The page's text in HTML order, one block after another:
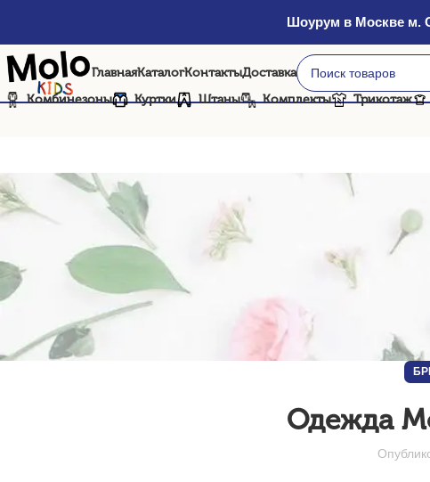
Шоурум в Москве м.
ГлавнаяКаталогКонтактыДоставка
Комбинезоны
Куртки Штаны Комплекты Трикотаж
Одежда